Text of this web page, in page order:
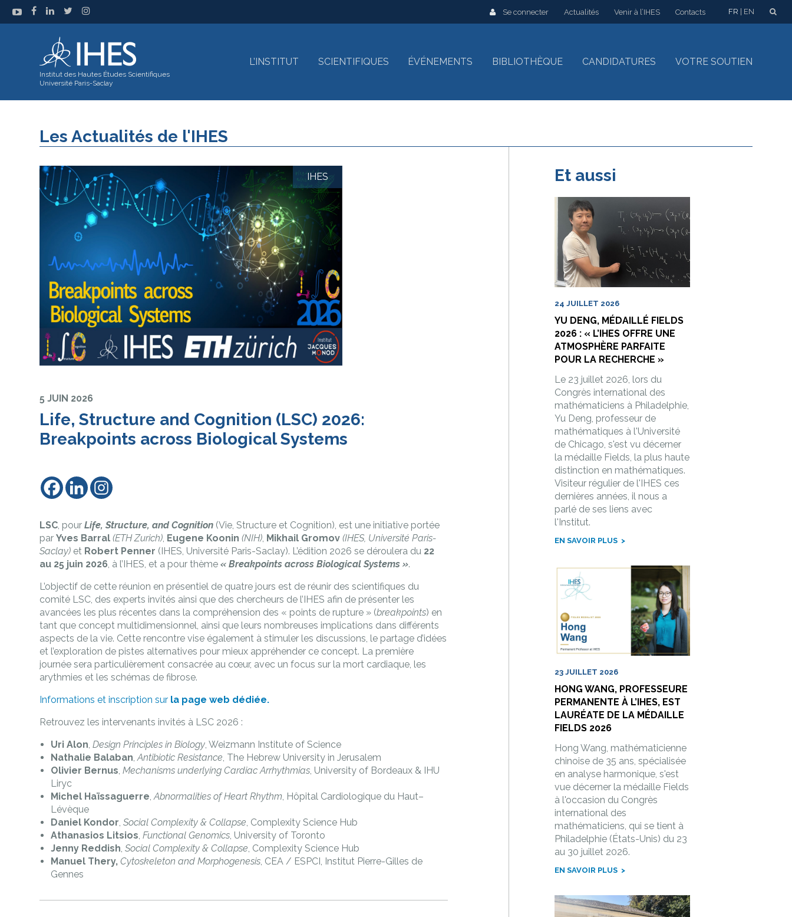
Institut des Hautes Études Scientifiques
Université Paris-Saclay
L’INSTITUT SCIENTIFIQUES ÉVÉNEMENTS BIBLIOTHÈQUE CANDIDATURES VOTRE SOUTIEN
Se connecter Actualités Venir à l’IHES Contacts FR EN
Les Actualités de l'IHES
IHES
5 JUIN 2026
Life, Structure and Cognition (LSC) 2026:
Breakpoints across Biological Systems
LSC, pourLife, Structure, and Cognition (Vie, Structure et Cognition), est une initiative portée
parYves Barral (ETH Zurich), Eugene Koonin (NIH), Mikhail Gromov (IHES, Université Paris-
Saclay) et Robert Penner (IHES, Université Paris-Saclay). L’édition 2026 se déroulera du 22
au 25 juin 2026, à l’IHES, et a pour thème« Breakpoints across Biological Systems ».
L’objectif de cette réunion en présentiel de quatre jours est de réunir des scientifiques du
comité LSC, des experts invités ainsi que des chercheurs de l’IHES afin de présenter les
avancées les plus récentes dans la compréhension des « points de rupture » (breakpoints) en
tant que concept multidimensionnel, ainsi que leurs nombreuses implications dans différents
aspects de la vie. Cette rencontre vise également à stimuler les discussions, le partage d’idées
et l’exploration de pistes alternatives pour mieux appréhender ce concept. La première
journée sera particulièrement consacrée au cœur, avec un focus sur la mort cardiaque, les
arythmies et les schémas de fibrose.
Informations et inscription sur la page web dédiée.
Retrouvez les intervenants invités à LSC 2026 :
Uri Alon, Design Principles in Biology, Weizmann Institute of Science
Nathalie Balaban,Antibiotic Resistance, The Hebrew University in Jerusalem
Olivier Bernus, Mechanisms underlying Cardiac Arrhythmias, University of Bordeaux & IHU
Liryc
Michel Haïssaguerre,Abnormalities of Heart Rhythm, Hôpital Cardiologique du Haut–
Lévèque
Daniel Kondor, Social Complexity & Collapse, Complexity Science Hub
Athanasios Litsios, Functional Genomics, University of Toronto
Jenny Reddish, Social Complexity & Collapse, Complexity Science Hub
Manuel Thery, Cytoskeleton and Morphogenesis, CEA / ESPCI, Institut Pierre-Gilles de
Gennes
Et aussi
24 JUILLET 2026
YU DENG, MÉDAILLÉ FIELDS
2026 : « L’IHES OFFRE UNE
ATMOSPHÈRE PARFAITE
POUR LA RECHERCHE »
Le 23 juillet 2026, lors du
Congrès international des
mathématiciens à Philadelphie,
Yu Deng, professeur de
mathématiques à l'Université
de Chicago, s'est vu décerner
la médaille Fields, la plus haute
distinction en mathématiques.
Visiteur régulier de l'IHES ces
dernières années, il nous a
parlé de ses liens avec
l'Institut.
EN SAVOIR PLUS
23 JUILLET 2026
HONG WANG, PROFESSEURE
PERMANENTE À L’IHES, EST
LAURÉATE DE LA MÉDAILLE
FIELDS 2026
Hong Wang, mathématicienne
chinoise de 35 ans, spécialisée
en analyse harmonique, s'est
vue décerner la médaille Fields
à l'occasion du Congrès
international des
mathématiciens, qui se tient à
Philadelphie (États-Unis) du 23
au 30 juillet 2026.
EN SAVOIR PLUS